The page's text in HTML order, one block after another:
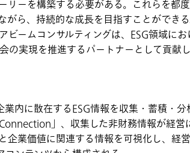
リーを構築する必要がある。これらを都
がら、持続的な成長を目指すことができる
ームコンサルティングは、ESG領域に
の実現を推進するパートナーとして貢献し
業内に散在するESG情報を収集・蓄積・
」、収集した非財務情報が経
企業価値に関連する情報を可視化し、経